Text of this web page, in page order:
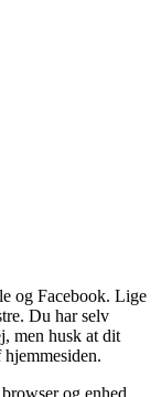
og Facebook. Lige
Du har selv
men husk at dit
og enhed,